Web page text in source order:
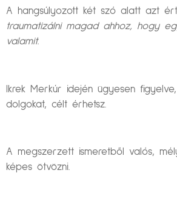
A hangsúlyozott két szó alatt azt
traumatizálni magad ahhoz, hogy
valamit.
Ikrek Merkúr idején ügyesen
dolgokat, célt érhetsz.
A megszerzett ismeretből valós,
képes ötvözni.